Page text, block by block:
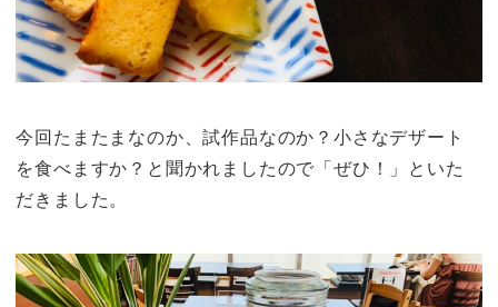
今回たまたまなのか、試作品なのか？小さなデザート
を食べますか？と聞かれましたので「ぜひ！」といた
だきました。